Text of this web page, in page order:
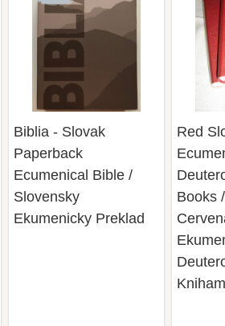
Biblia - Slovak
Paperback
Ecumenical Bible /
Slovensky
Ekumenicky Preklad
Red
Books